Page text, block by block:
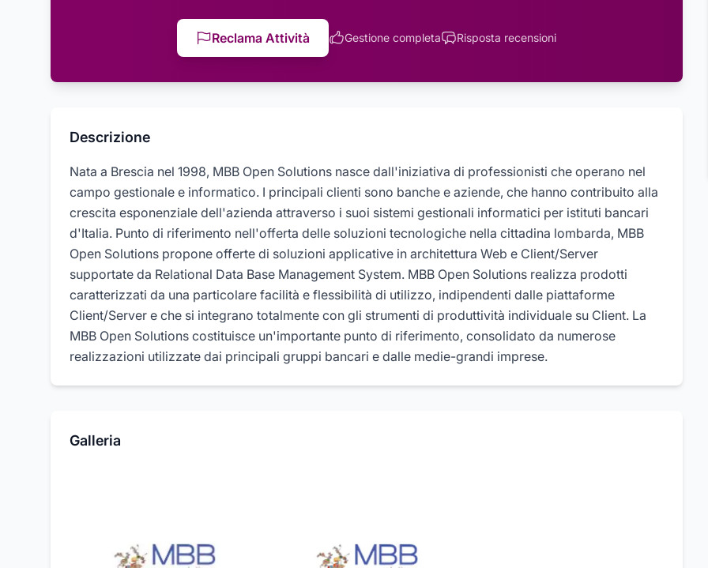
Reclama Attività Gestione completa Risposta recensioni
Descrizione
Nata a Brescia nel 1998, MBB Open Solutions nasce dall'iniziativa di professionisti che operano nel
campo gestionale e informatico. I principali clienti sono banche e aziende, che hanno contribuito alla
crescita esponenziale dell'azienda attraverso i suoi sistemi gestionali informatici per istituti bancari
d'Italia. Punto di riferimento nell'offerta delle soluzioni tecnologiche nella cittadina lombarda, MBB
Open Solutions propone offerte di soluzioni applicative in architettura Web e Client/Server
supportate da Relational Data Base Management System. MBB Open Solutions realizza prodotti
caratterizzati da una particolare facilità e flessibilità di utilizzo, indipendenti dalle piattaforme
Client/Server e che si integrano totalmente con gli strumenti di produttività individuale su Client. La
MBB Open Solutions costituisce un'importante punto di riferimento, consolidato da numerose
realizzazioni utilizzate dai principali gruppi bancari e dalle medie-grandi imprese.
Galleria